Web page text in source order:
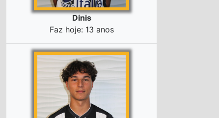
Dinis
Faz hoje: 13 anos